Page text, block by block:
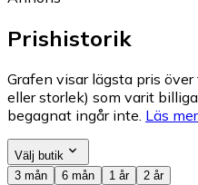
Prishistorik
Grafen visar lägsta pris
eller storlek) som varit
begagnat ingår inte. Läs
Välj butik
3 mån
6 mån 1 år 2 år